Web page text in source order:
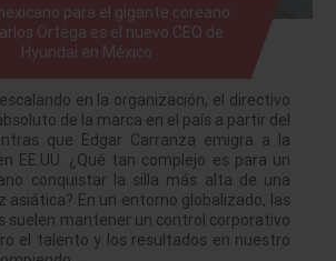
para el gigante coreano:
Ortega es el nuevo CEO de
Hyundai en México
en la organización, el directivo
de la marca en el país a partir del
que Edgar Carranza emigra a la
EE.UU. ¿Qué tan complejo es para un
conquistar la silla más alta de una
En un entorno globalizado, las
suelen mantener un control corporativo
el talento y los resultados en nuestro